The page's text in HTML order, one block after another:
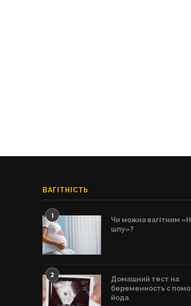
ВАГІТНІСТЬ
1
Чи можна вагітним
шпу»?
2
Домашний тест на
беременность с
йода